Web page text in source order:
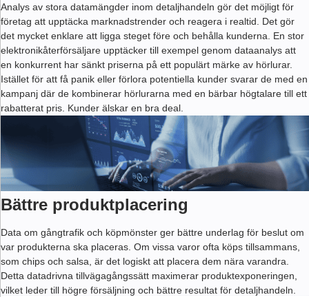
Analys av stora datamängder inom detaljhandeln gör det möjligt för
företag att upptäcka marknadstrender och reagera i realtid. Det gör
det mycket enklare att ligga steget före och behålla kunderna. En stor
elektronikåterförsäljare upptäcker till exempel genom dataanalys att
en konkurrent har sänkt priserna på ett populärt märke av hörlurar.
Istället för att få panik eller förlora potentiella kunder svarar de med en
kampanj där de kombinerar hörlurarna med en bärbar högtalare till ett
rabatterat pris. Kunder älskar en bra deal.
Bättre produktplacering
Data om gångtrafik och köpmönster ger bättre underlag för beslut om
var produkterna ska placeras. Om vissa varor ofta köps tillsammans,
som chips och salsa, är det logiskt att placera dem nära varandra.
Detta datadrivna tillvägagångssätt maximerar produktexponeringen,
vilket leder till högre försäljning och bättre resultat för detaljhandeln.